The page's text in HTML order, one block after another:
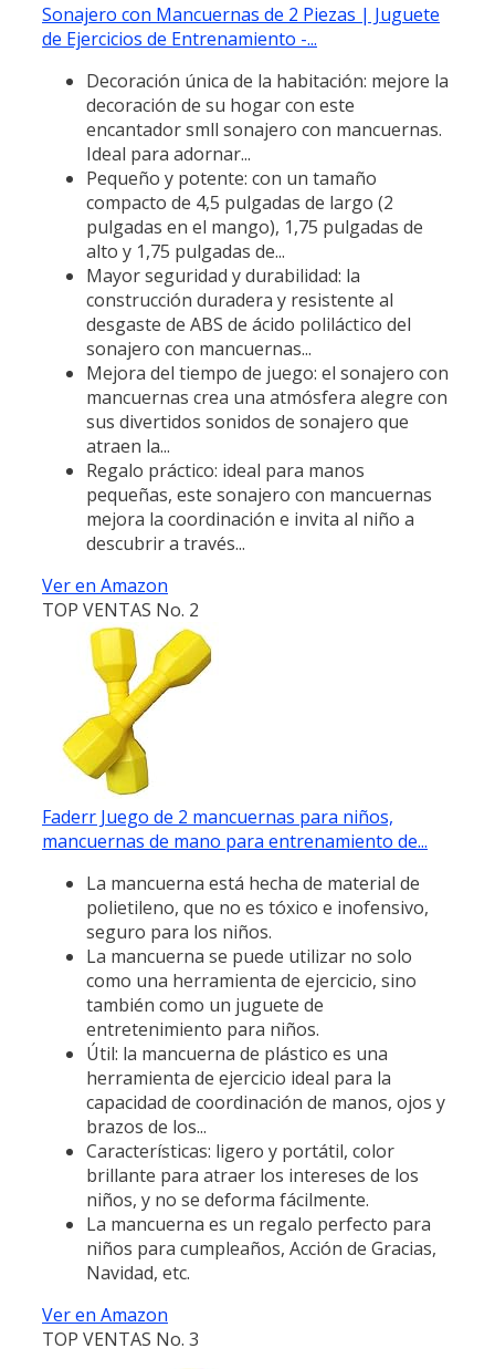
Sonajero con Mancuernas de 2 Piezas | Juguete
de Ejercicios de Entrenamiento -...
Decoración única de la habitación: mejore la
decoración de su hogar con este
encantador smll sonajero con mancuernas.
Ideal para adornar...
Pequeño y potente: con un tamaño
compacto de 4,5 pulgadas de largo (2
pulgadas en el mango), 1,75 pulgadas de
alto y 1,75 pulgadas de...
Mayor seguridad y durabilidad: la
construcción duradera y resistente al
desgaste de ABS de ácido poliláctico del
sonajero con mancuernas...
Mejora del tiempo de juego: el sonajero con
mancuernas crea una atmósfera alegre con
sus divertidos sonidos de sonajero que
atraen la...
Regalo práctico: ideal para manos
pequeñas, este sonajero con mancuernas
mejora la coordinación e invita al niño a
descubrir a través...
Ver en Amazon
TOP VENTAS No. 2
Faderr Juego de 2 mancuernas para niños,
mancuernas de mano para entrenamiento de...
La mancuerna está hecha de material de
polietileno, que no es tóxico e inofensivo,
seguro para los niños.
La mancuerna se puede utilizar no solo
como una herramienta de ejercicio, sino
también como un juguete de
entretenimiento para niños.
Útil: la mancuerna de plástico es una
herramienta de ejercicio ideal para la
capacidad de coordinación de manos, ojos y
brazos de los...
Características: ligero y portátil, color
brillante para atraer los intereses de los
niños, y no se deforma fácilmente.
La mancuerna es un regalo perfecto para
niños para cumpleaños, Acción de Gracias,
Navidad, etc.
Ver en Amazon
TOP VENTAS No. 3